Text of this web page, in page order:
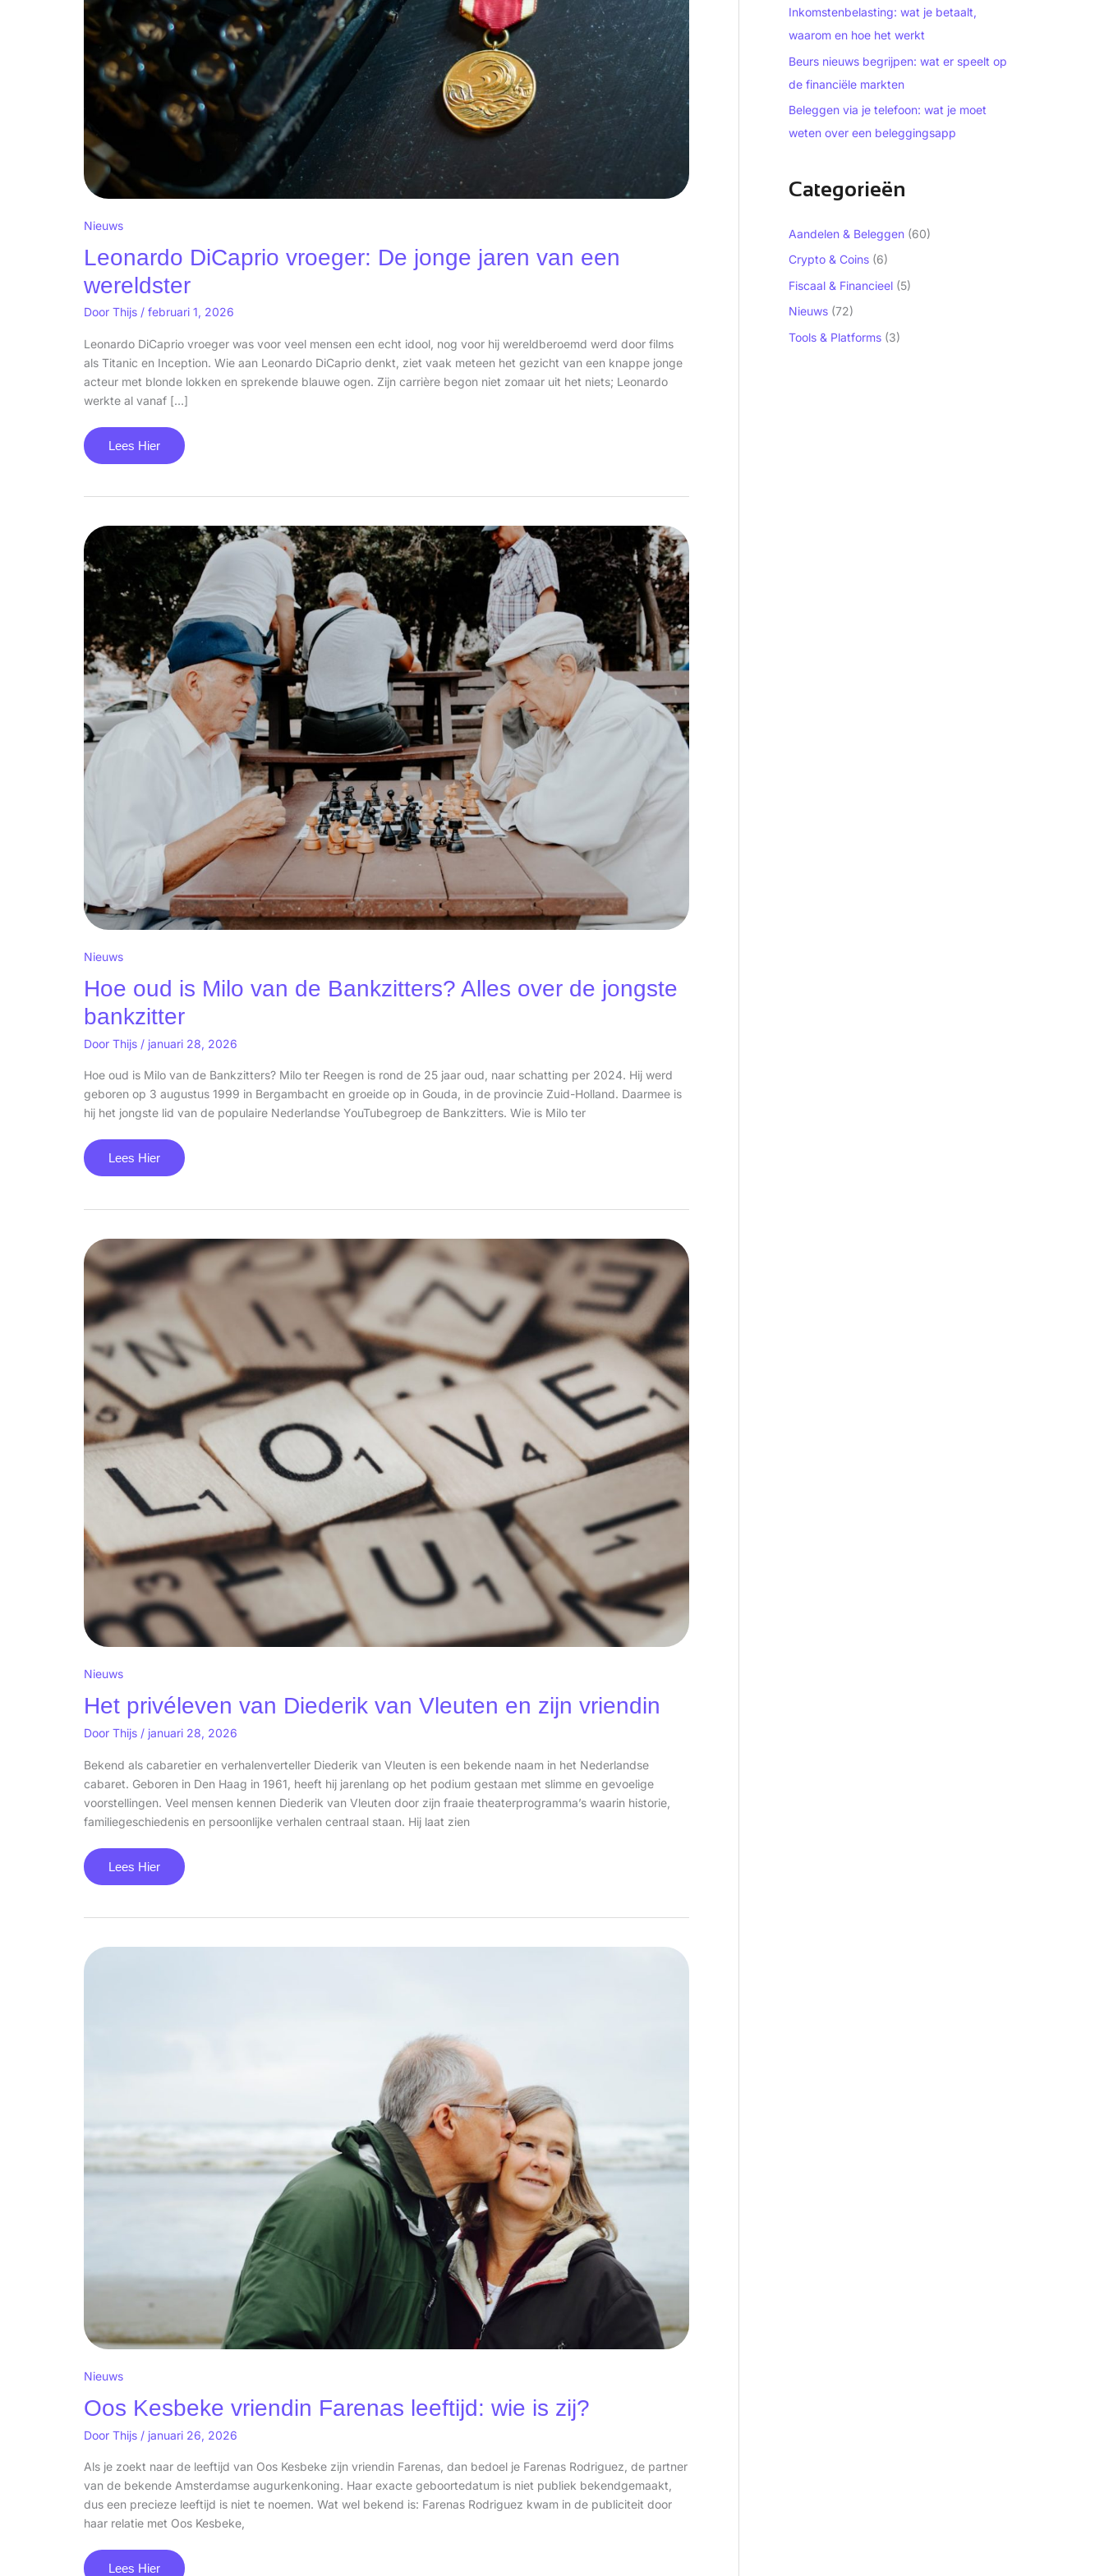
Nieuws
Leonardo DiCaprio vroeger: De jonge jaren van een
wereldster
Door Thijs / februari 1, 2026
Leonardo DiCaprio vroeger was voor veel mensen een echt idool, nog voor hij wereldberoemd werd door films
als Titanic en Inception. Wie aan Leonardo DiCaprio denkt, ziet vaak meteen het gezicht van een knappe jonge
acteur met blonde lokken en sprekende blauwe ogen. Zijn carrière begon niet zomaar uit het niets; Leonardo
werkte al vanaf […]
Lees Hier
Nieuws
Hoe oud is Milo van de Bankzitters? Alles over de jongste
bankzitter
Door Thijs / januari 28, 2026
Hoe oud is Milo van de Bankzitters? Milo ter Reegen is rond de 25 jaar oud, naar schatting per 2024. Hij werd
geboren op 3 augustus 1999 in Bergambacht en groeide op in Gouda, in de provincie Zuid-Holland. Daarmee is
hij het jongste lid van de populaire Nederlandse YouTubegroep de Bankzitters. Wie is Milo ter
Hoe
Oud
Is
Milo
De
Bankzitters?
Alles
Over
De
Jongste
Bankzitter
Lees Hier
Nieuws
Het privéleven van Diederik van Vleuten en zijn vriendin
Door Thijs / januari 28, 2026
Bekend als cabaretier en verhalenverteller Diederik van Vleuten is een bekende naam in het Nederlandse
cabaret. Geboren in Den Haag in 1961, heeft hij jarenlang op het podium gestaan met slimme en gevoelige
voorstellingen. Veel mensen kennen Diederik van Vleuten door zijn fraaie theaterprogramma’s waarin historie,
familiegeschiedenis en persoonlijke verhalen centraal staan. Hij laat zien
Privéleven
Van
Diederik
Van
Vleuten
En
Zijn
Vriendin
Lees Hier
Nieuws
Oos Kesbeke vriendin Farenas leeftijd: wie is zij?
Door Thijs / januari 26, 2026
Als je zoekt naar de leeftijd van Oos Kesbeke zijn vriendin Farenas, dan bedoel je Farenas Rodriguez, de partner
van de bekende Amsterdamse augurkenkoning. Haar exacte geboortedatum is niet publiek bekendgemaakt,
dus een precieze leeftijd is niet te noemen. Wat wel bekend is: Farenas Rodriguez kwam in de publiciteit door
haar relatie met Oos Kesbeke,
Lees Hier
Inkomstenbelasting: wat je betaalt,
waarom en hoe het werkt
Beurs nieuws begrijpen: wat er speelt op
de financiële markten
Beleggen via je telefoon: wat je moet
weten over een beleggingsapp
Categorieën
Aandelen & Beleggen (60)
Crypto & Coins (6)
Fiscaal & Financieel (5)
Nieuws (72)
Tools & Platforms (3)